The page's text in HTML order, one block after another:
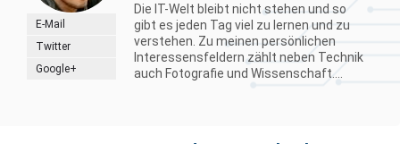
E-Mail
Twitter
Google+
Die IT-Welt bleibt nicht stehen und so
gibt es jeden Tag viel zu lernen und zu
verstehen. Zu meinen persönlichen
Interessensfeldern zählt neben Technik
auch Fotografie und Wissenschaft....